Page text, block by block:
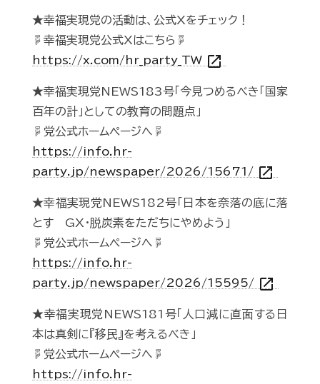
★幸福実現党の活動は、公式Xをチェック！
☟幸福実現党公式Xはこちら☟
https://x.com/hr_party_TW open_in_new
★幸福実現党NEWS183号「今見つめるべき「国家
百年の計」としての教育の問題点」
☟党公式ホームページへ☟
https://info.hr-
party.jp/newspaper/2026/15671/ open_in_new
★幸福実現党NEWS182号「日本を奈落の底に落
とす GX・脱炭素をただちにやめよう」
☟党公式ホームページへ☟
https://info.hr-
party.jp/newspaper/2026/15595/ open_in_new
★幸福実現党NEWS181号「人口減に直面する日
本は真剣に『移民』を考えるべき」
☟党公式ホームページへ☟
https://info.hr-